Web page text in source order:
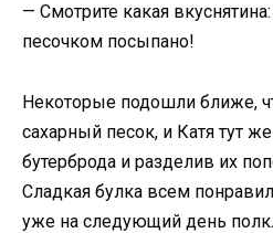
— Смотрите какая
песочком посыпано!
Некоторые подошли ближе,
сахарный песок, и Катя тут
бутерброда и разделив их
Сладкая булка всем
уже на следующий день